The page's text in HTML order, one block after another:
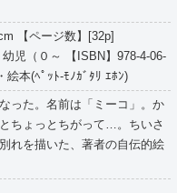
【ページ数】[32p]
児（０～ 【ISBN】978-4-06-
絵本(ﾍﾟｯﾄ-ﾓﾉｶﾞﾀﾘ ｴﾎﾝ)
った。名前は「ミーコ」。か
ちょっとちがって…。ちいさ
れを描いた、著者の自伝的絵